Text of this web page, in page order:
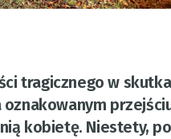
tragicznego w
kobietę. Niestety,